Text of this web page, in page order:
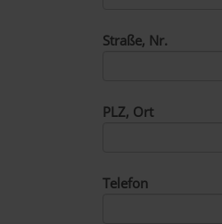
Straße, Nr.
PLZ, Ort
Telefon